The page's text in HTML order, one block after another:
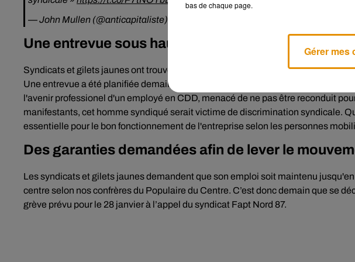
— John Mullen (@anticapitaliste)
Une entrevue sous haute tension :
Syndicats et gilets jaunes ont trouvé une solution de négociation et ont réussi à
Une entrevue a été planifiée demain matin avec le syndicat de l’entreprise et la
l'avenir professionel d'un employé en CDD, menacé de ne pas être reconduit
manifestants, cet homme syndiqué serait victime de discrimination syndicale.
essentielle pour le bon fonctionnement de l'entreprise selon les personnes
Des garanties demandées afin de lever le
Les syndicats et gilets jaunes demandent que son emploi soit maintenu
centre selon nos confrères du Populaire du Centre. C’est donc demain que se
grève prévu pour le 28 janvier à l’appel du syndicat Fapt Nord 87.
bas de chaque page.
Gérer mes